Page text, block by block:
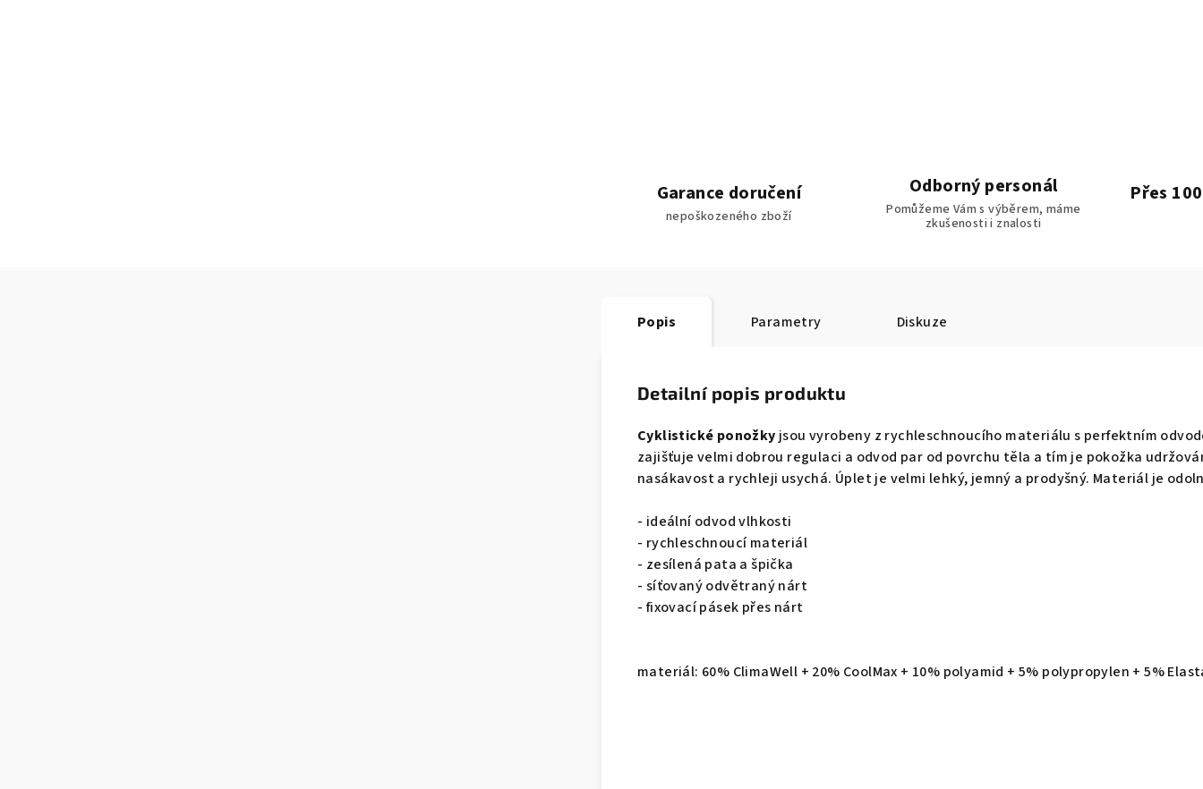
Garance doručení
nepoškozeného zboží
Odborný personál
Pomůžeme Vám s výběrem, máme
zkušenosti i znalosti
Přes
Popis Parametry Diskuze
Detailní popis produktu
Cyklistické ponožkyjsou vyrobeny z rychleschnoucího materiálu s perfektním
zajišťuje velmi dobrou regulaci a odvod par od povrchu těla a tím je pokožka
nasákavost a rychleji usychá. Úplet je velmi lehký, jemný a prodyšný. Materiál je
- ideální odvod vlhkosti
- rychleschnoucí materiál
- zesílená pata a špička
- síťovaný odvětraný nárt
- fixovací pásek přes nárt
materiál: 60% ClimaWell + 20% CoolMax + 10% polyamid + 5% polypropylen + 5%